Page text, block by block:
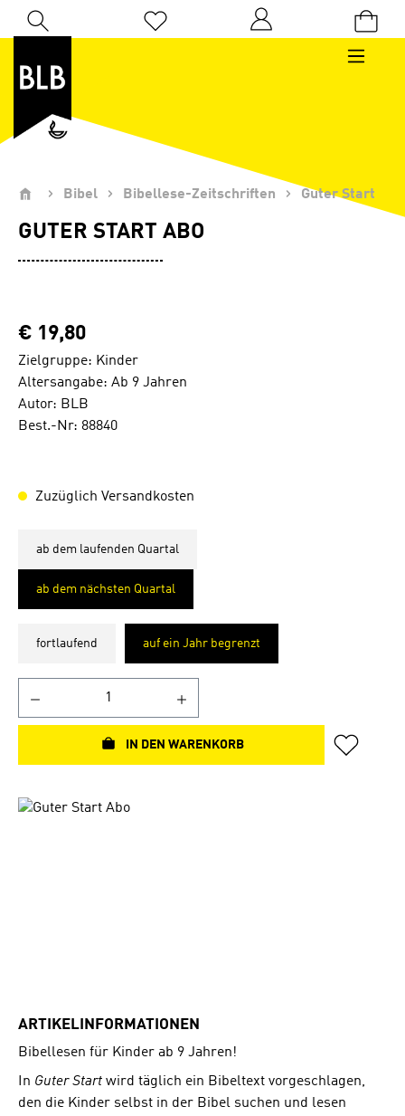
Zum Hauptinhalt springen
Du hast 0 Produkte auf dem Merkzettel
Bibel Bibellese-Zeitschriften Guter Start
GUTER START ABO
€ 19,80
Zielgruppe: Kinder
Altersangabe: Ab 9 Jahren
Autor: BLB
Best.-Nr: 88840
Zuzüglich Versandkosten
ab dem laufenden Quartal
ab dem nächsten Quartal
fortlaufend auf ein Jahr begrenzt
IN DEN WARENKORB
Bildergalerie überspringen
ARTIKELINFORMATIONEN
Bibellesen für Kinder ab 9 Jahren!
In Guter Start wird täglich ein Bibeltext vorgeschlagen,
den die Kinder selbst in der Bibel suchen und lesen